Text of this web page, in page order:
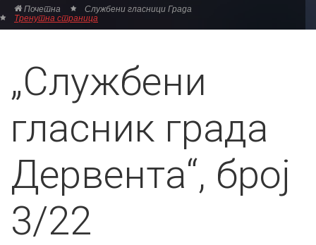
Почетна Службени гласници Града
Тренутна страница
„Службени
гласник града
Дервента“, број
3/22